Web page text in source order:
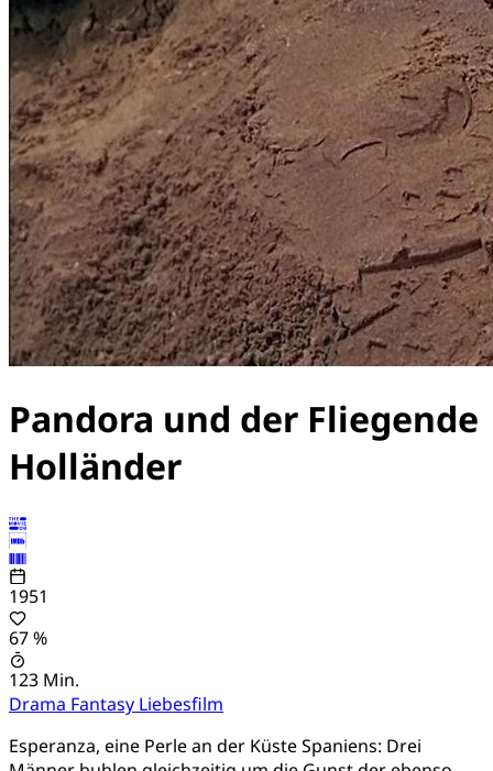
Pandora und der Fliegende
Holländer
1951
67 %
123 Min.
Drama Fantasy Liebesfilm
Esperanza, eine Perle an der Küste Spaniens: Drei